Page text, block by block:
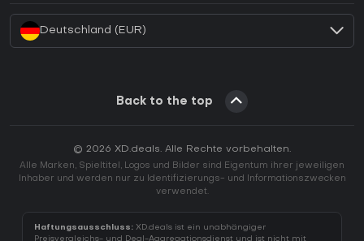
Deutschland (EUR)
Back to the top
© 2026 XD.deals. Alle Rechte vorbehalten.
Alle Marken, Spieltitel, Logos und Bilder sind Eigentum ihrer jeweiligen
Inhaber und werden nur zu Identifizierungs- und Informationszwecken
verwendet.
Haftungsausschluss: XD.deals ist ein unabhängiger
Preisvergleichs- und Deal-Aggregationsdienst und ist nicht mit